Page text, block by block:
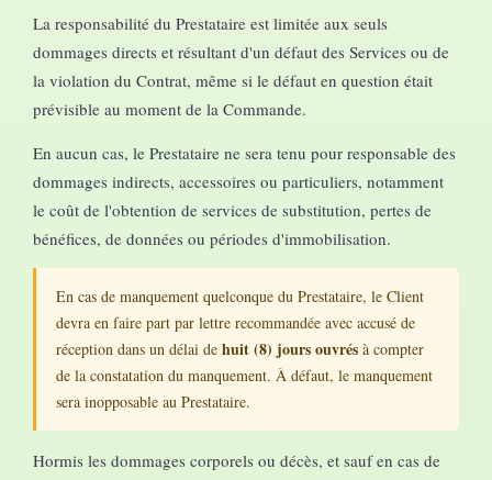
La responsabilité du Prestataire est limitée aux seuls
dommages directs et résultant d'un défaut des Services ou de
la violation du Contrat, même si le défaut en question était
prévisible au moment de la Commande.
En aucun cas, le Prestataire ne sera tenu pour responsable des
dommages indirects, accessoires ou particuliers, notamment
le coût de l'obtention de services de substitution, pertes de
bénéfices, de données ou périodes d'immobilisation.
En cas de manquement quelconque du Prestataire, le Client
devra en faire part par lettre recommandée avec accusé de
réception dans un délai de huit (8) jours ouvrés à compter
de la constatation du manquement. À défaut, le manquement
sera inopposable au Prestataire.
Hormis les dommages corporels ou décès, et sauf en cas de